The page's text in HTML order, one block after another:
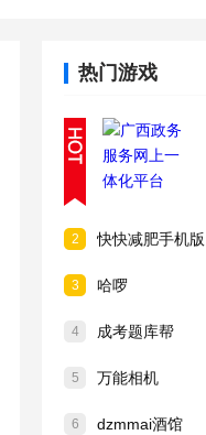
热门游戏
2 快快减肥手机版
3 哈啰
4 成考题库帮
5 万能相机
6 dzmmai酒馆